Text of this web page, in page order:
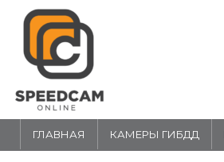
ГЛАВНАЯ КАМЕРЫ ГИБДД